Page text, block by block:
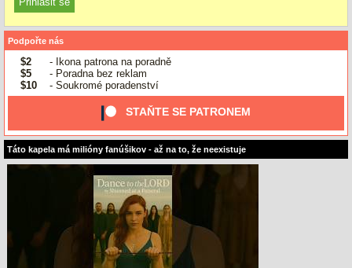
Podpořte nás
$2
- Ikona patrona na poradně
$5
- Poradna bez reklam
$10
- Soukromé poradenství
STAŇTE SE PATRONEM
Táto kapela má milióny fanúšikov - až na to, že neexistuje